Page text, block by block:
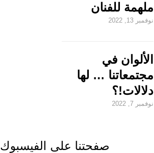
ملهمة للفنان
نوفمبر 13, 2022
الألوان في
مجتمعاتنا … لها
دلالات!؟
نوفمبر 7, 2022
صفحتنا على الفيسبوك